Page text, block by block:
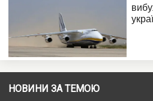
НОВИНИ ЗА ТЕМОЮ